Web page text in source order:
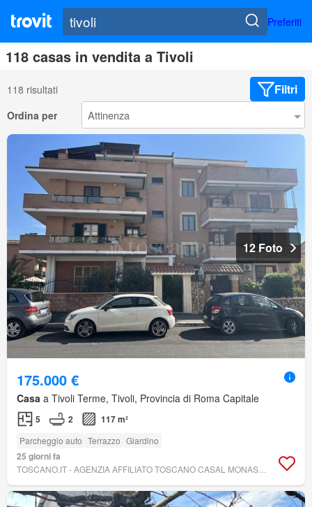
Preferiti
118 casas in vendita a Tivoli
118 risultati Filtri
Ordina per
12 Foto
175.000 €
Casa a Tivoli Terme, Tivoli, Provincia di Roma Capitale
5 2 117 m²
Parcheggio auto Terrazzo Giardino
25 giorni fa